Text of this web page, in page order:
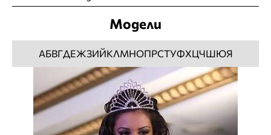
Модели
АБВГДЕЖЗИЙКЛМНОПРСТУФХЦЧШЮЯ